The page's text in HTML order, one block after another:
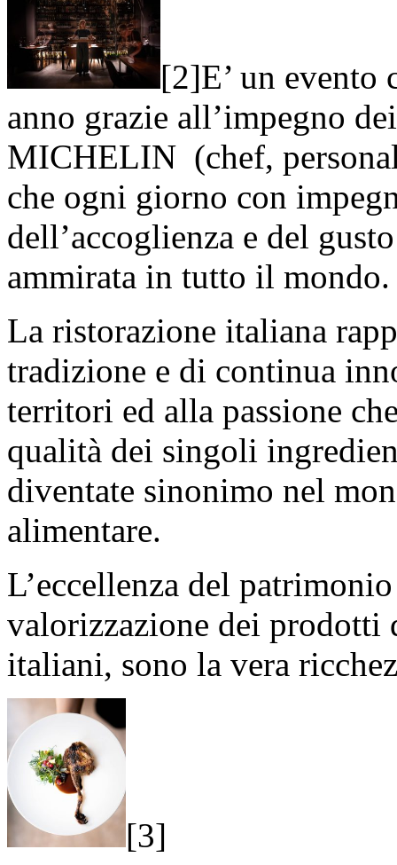
[2]E’ un evento
anno grazie all’impegno
MICHELIN (chef,
che ogni giorno con
dell’accoglienza e del
ammirata in tutto il
La ristorazione italiana
tradizione e di continua
territori ed alla passione
qualità dei singoli
diventate sinonimo nel
alimentare.
L’eccellenza del
valorizzazione dei
italiani, sono la vera
[3]